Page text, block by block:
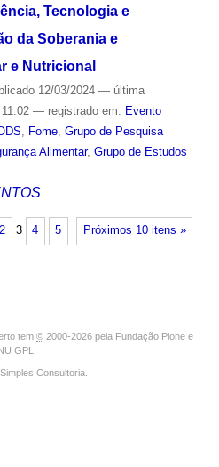
Tecnologia e
da Soberania e
e Nutricional
12/03/2024 — última
— registrado em: Evento
, Fome, Grupo de Pesquisa
Alimentar, Grupo de Estudos
Próximos 10 itens »
2 3 4 5
tem © 2000-2026 pela Fundação Plone e
GPL
Simples Consultoria